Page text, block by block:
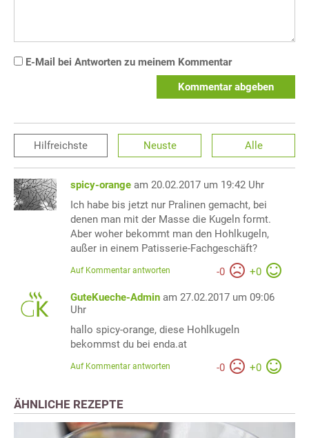
E-Mail bei Antworten zu meinem Kommentar
Kommentar abgeben
Hilfreichste Neuste Alle
spicy-orange am 20.02.2017 um 19:42 Uhr
Ich habe bis jetzt nur Pralinen gemacht, bei
denen man mit der Masse die Kugeln formt.
Aber woher bekommt man den Hohlkugeln,
außer in einem Patisserie-Fachgeschäft?
-0 +0
Auf Kommentar antworten
GuteKueche-Admin am 27.02.2017 um 09:06
Uhr
hallo spicy-orange, diese Hohlkugeln
bekommst du bei enda.at
-0 +0
Auf Kommentar antworten
ÄHNLICHE REZEPTE